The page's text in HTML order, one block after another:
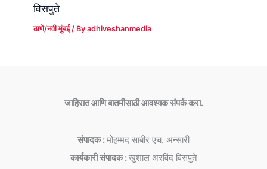
विसपुते
ठाणे/नवी मुंबई/ Byadhiveshanmedia
जाहिरात आणि बातमीसाठी आवश्यक संपर्क करा.
संपादक :मोहम्मद साबीर एच. अन्सारी
कार्यकारी संपादक :खुशाल अरविंद विसपुते